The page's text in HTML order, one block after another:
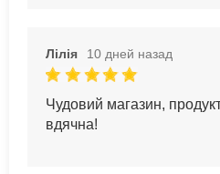
Лілія 10 дней назад
Чудовий магазин, продукт
вдячна!